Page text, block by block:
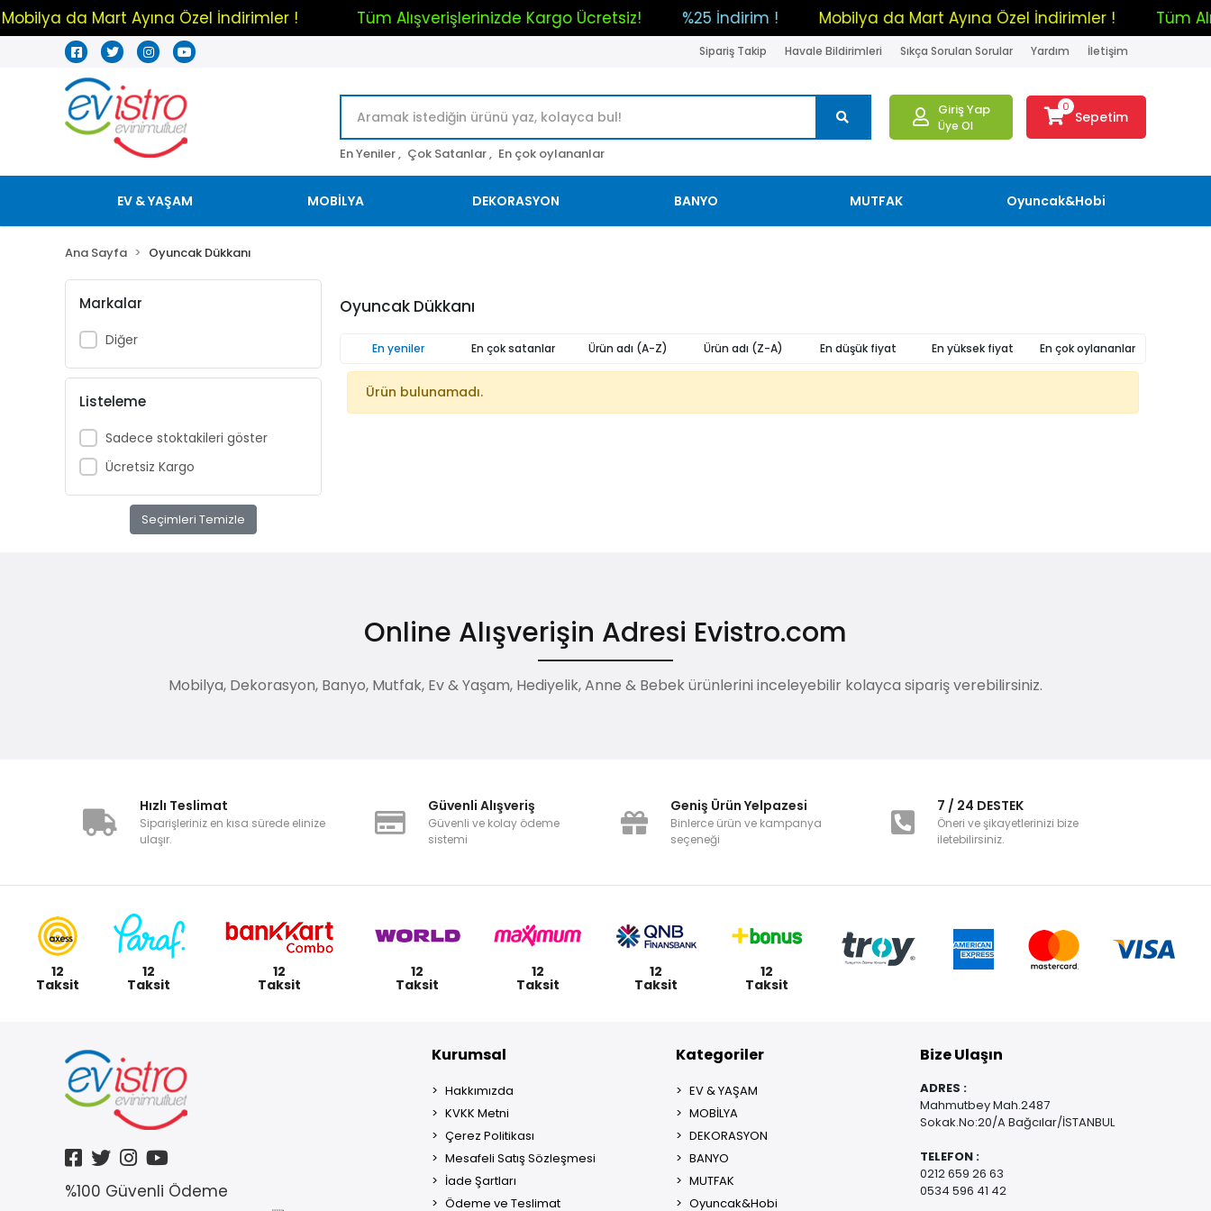
Mobilya da Mart Ayına Özel İndirimler ! Tüm Alışverişlerinizde Kargo Ücretsiz! %25 İndirim ! Mobilya da Mart Ayına Özel İndirimler !
Sipariş Takip Havale Bildirimleri Sıkça Sorulan Sorular Yardım İletişim
En Yeniler , Çok Satanlar , En çok oylananlar
Giriş Yap
Üye Ol
0
Sepetim
EV & YAŞAM MOBİLYA DEKORASYON BANYO MUTFAK Oyuncak&Hobi
Ana Sayfa Oyuncak Dükkanı
Markalar
Diğer
Listeleme
Sadece stoktakileri göster
Ücretsiz Kargo
Seçimleri Temizle
Oyuncak Dükkanı
En yeniler En çok satanlar Ürün adı (A-Z) Ürün adı (Z-A) En düşük fiyat En yüksek fiyat En çok oylananlar
Ürün bulunamadı.
Online Alışverişin Adresi Evistro.com
Mobilya, Dekorasyon, Banyo, Mutfak, Ev & Yaşam, Hediyelik, Anne & Bebek ürünlerini inceleyebilir kolayca sipariş verebilirsiniz.
Hızlı Teslimat
Siparişleriniz en kısa sürede elinize
ulaşır.
Güvenli Alışveriş
Güvenli ve kolay ödeme
sistemi
Geniş Ürün Yelpazesi
Binlerce ürün ve kampanya
seçeneği
7 / 24 DESTEK
Öneri ve şikayetlerinizi bize
iletebilirsiniz.
12
Taksit
12
Taksit
12
Taksit
12
Taksit
12
Taksit
12
Taksit
12
Taksit
%100 Güvenli Ödeme
Kurumsal
Hakkımızda
KVKK Metni
Çerez Politikası
Mesafeli Satış Sözleşmesi
İade Şartları
Ödeme ve Teslimat
Kategoriler
EV & YAŞAM
MOBİLYA
DEKORASYON
BANYO
MUTFAK
Oyuncak&Hobi
Bize Ulaşın
ADRES :
Mahmutbey Mah.2487
Sokak.No:20/A Bağcılar/İSTANBUL
TELEFON :
0212 659 26 63
0534 596 41 42